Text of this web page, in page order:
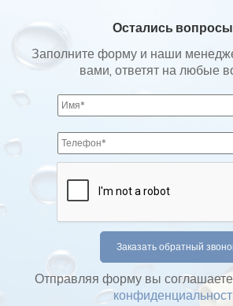
Остались
Заполните форму и наши
вами, ответят на любые
Отправляя форму вы